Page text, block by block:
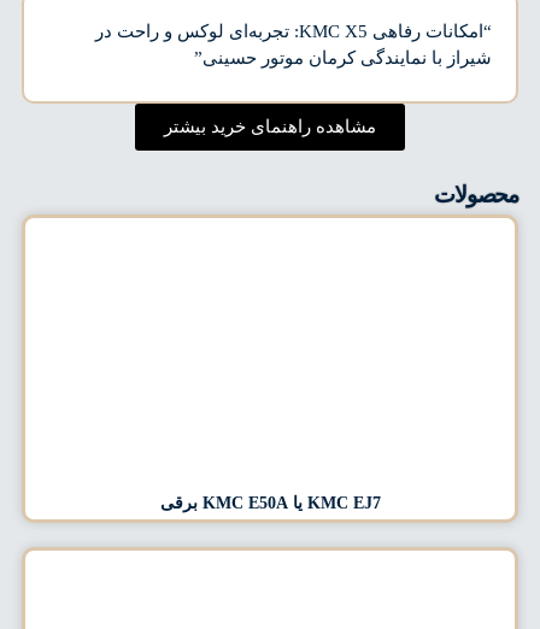
“امکانات رفاهی KMC X5: تجربه‌ای لوکس و راحت در
شیراز با نمایندگی کرمان موتور حسینی”
مشاهده راهنمای خرید بیشتر
محصولات
KMC EJ7 یا KMC E50A برقی